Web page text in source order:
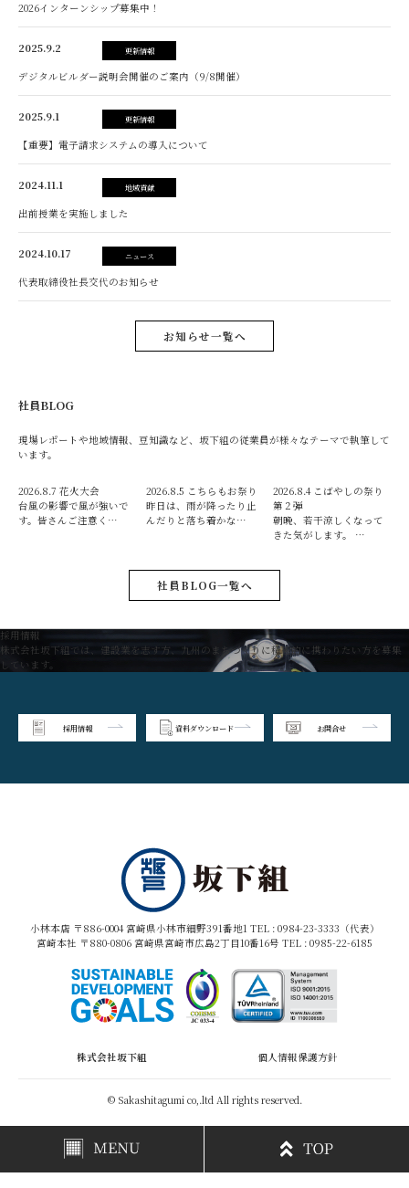
2026インターンシップ募集中！
2025.9.2 更新情報
デジタルビルダー説明会開催のご案内（9/8開催）
2025.9.1 更新情報
【重要】電子請求システムの導入について
2024.11.1 地域貢献
出前授業を実施しました
2024.10.17 ニュース
代表取締役社長交代のお知らせ
お知らせ一覧へ
社員BLOG
現場レポートや地域情報、豆知識など、坂下組の従業員が様々なテーマで執筆して
います。
2026.8.7 花火大会
台風の影響で風が強いで
す。皆さんご注意く…
2026.8.5 こちらもお祭り
昨日は、雨が降ったり止
んだりと落ち着かな…
2026.8.4 こばやしの祭り
第２弾
朝晩、若干涼しくなって
きた気がします。 …
社員BLOG一覧へ
採用情報
株式会社坂下組では、建設業を志す方、九州のまちづくりに積極的に携わりたい方を募集
しています。
採用情報 資料ダウンロード お問合せ
小林本店 〒886-0004 宮崎県小林市細野391番地1 TEL : 0984-23-3333（代表）
宮崎本社 〒880-0806 宮崎県宮崎市広島2丁目10番16号 TEL : 0985-22-6185
株式会社坂下組 個人情報保護方針
© Sakashitagumi co,.ltd All rights reserved.